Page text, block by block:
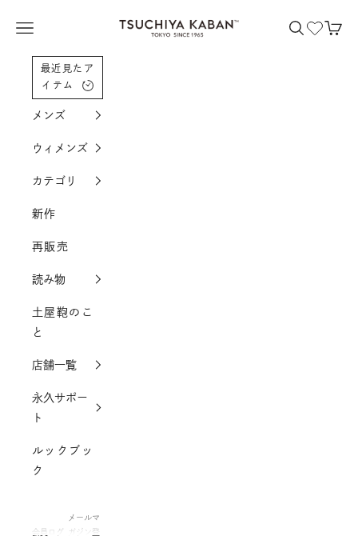
土屋鞄製造所
メニューを開く 検索を開く
カー
最近見たア
イテム
メンズ
ウィメンズ
カテゴリ
新作
再販売
読み物
土屋鞄のこ
と
店舗一覧
永久サポー
ト
ルックブッ
ク
会員ログ
メールマ
ガジン登